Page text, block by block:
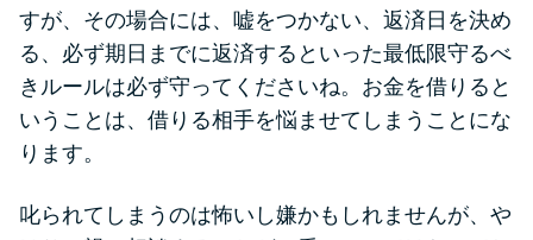
すが、その場合には、嘘をつかない、返済日を決め
る、必ず期日までに返済するといった最低限守るべ
きルールは必ず守ってくださいね。お金を借りると
いうことは、借りる相手を悩ませてしまうことにな
ります。
叱られてしまうのは怖いし嫌かもしれませんが、や